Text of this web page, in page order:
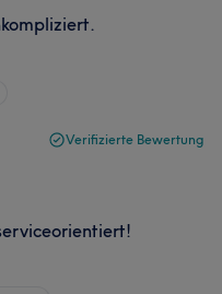
Verifizierte Bewertung